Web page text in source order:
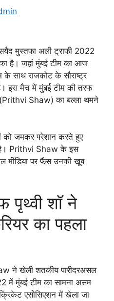
मुस्तफा अली ट्राफी 2022
है। जहां मुंबई टीम का आज
साथ राजकोट के सौराष्ट्र
इस मैच में मुंबई टीम की तरफ
(Prithvi Shaw) का बल्ला थमने
को जमकर परेशान करते हुए
है। Prithvi Shaw के इस
मीडिया पर फैंस उनकी खूब
शॉ ने
का पहला
ने खेली शतकीय पारीदरअसल
में मुंबई टीम का सामना असम
एसोसिएशन में खेला जा